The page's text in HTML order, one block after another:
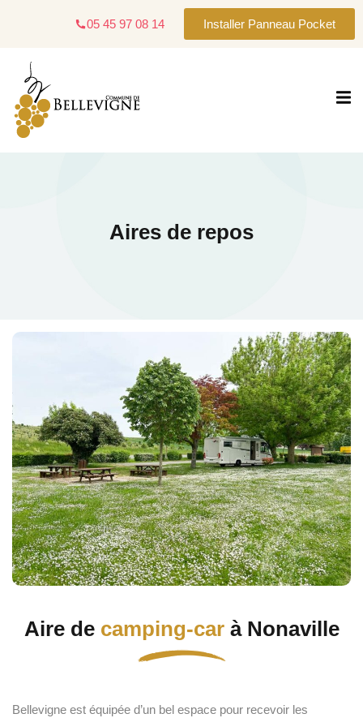
05 45 97 08 14 Installer Panneau Pocket
Aires de repos
Aire de camping-carà Nonaville
Bellevigne est équipée d’un bel espace pour recevoir les